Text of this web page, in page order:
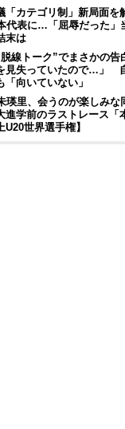
「カテゴリ制」新局面
代表に…「屈辱だった」
末は
線トーク”でまさかの告
見失っていたので…」
「向いていない」
瑛里、会うのが楽しみな
学前のラストレース「
世界選手権】